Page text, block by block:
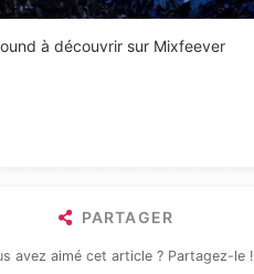
à découvrir sur Mixfeever
PARTAGER
avez aimé cet article ? Partagez-le !